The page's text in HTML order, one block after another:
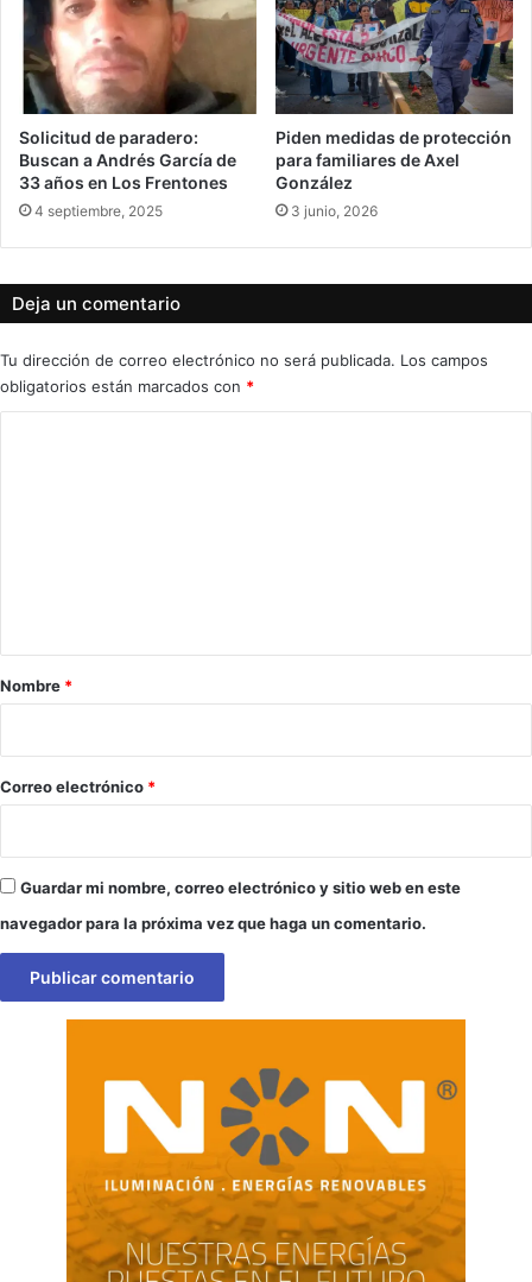
Solicitud de paradero:
Buscan a Andrés García de
33 años en Los Frentones
4 septiembre, 2025
Piden medidas de protección
para familiares de Axel
González
3 junio, 2026
Deja un comentario
Tu dirección de correo electrónico no será publicada. Los campos
obligatorios están marcados con *
r
*
Nombre *
Correo electrónico *
Guardar mi nombre, correo electrónico y sitio web en este
navegador para la próxima vez que haga un comentario.